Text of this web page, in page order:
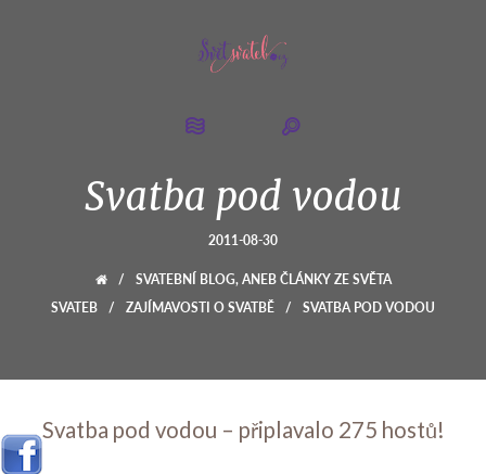
Svatba pod vodou
2011-08-30
/
SVATEBNÍ BLOG, ANEB ČLÁNKY ZE SVĚTA
SVATEB / ZAJÍMAVOSTI O SVATBĚ / SVATBA POD VODOU
Svatba pod vodou – připlavalo 275 hostů!